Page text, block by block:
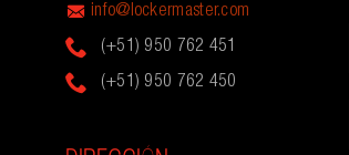
info@lockermaster.com
(+51) 950 762 451
(+51) 950 762 450